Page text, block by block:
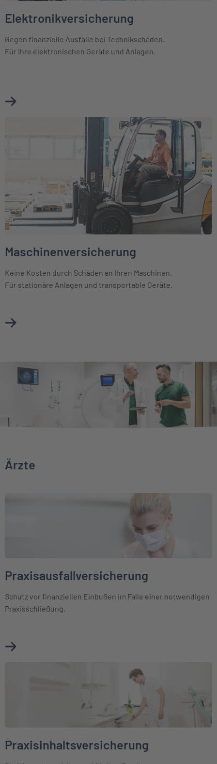
Elektronikversicherung
Gegen finanzielle Ausfälle bei Technikschäden.
Für Ihre elektronischen Geräte und Anlagen.
Mehr über Elektronikversicherung erfahren
Weiter zu Maschinenversicherung
Maschinenversicherung
Keine Kosten durch Schäden an Ihren Maschinen.
Für stationäre Anlagen und transportable Geräte.
Mehr über Maschinenversicherung erfahren
Ärzte
Praxisausfallversicherung
Schutz vor finanziellen Einbußen im Falle einer notwendigen
Praxisschließung.
Mehr über Praxisausfallversicherung erfahren
Praxisinhaltsversicherung